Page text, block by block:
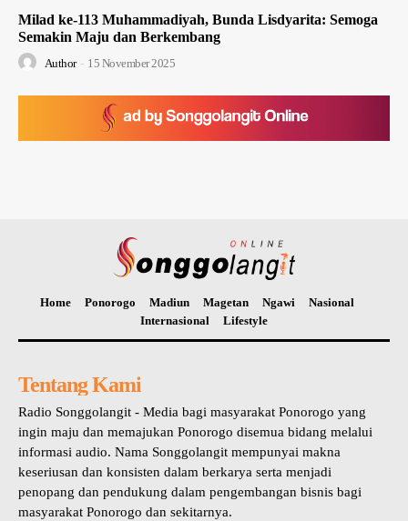
Milad ke-113 Muhammadiyah, Bunda Lisdyarita: Semoga
Semakin Maju dan Berkembang
Author - 15 November 2025
Home Ponorogo Madiun Magetan Ngawi
Nasional
Internasional
Lifestyle
Tentang Kami
Radio Songgolangit - Media bagi masyarakat Ponorogo yang
ingin maju dan memajukan Ponorogo disemua bidang melalui
informasi audio. Nama Songgolangit mempunyai makna
keseriusan dan konsisten dalam berkarya serta menjadi
penopang dan pendukung dalam pengembangan bisnis bagi
masyarakat Ponorogo dan sekitarnya.